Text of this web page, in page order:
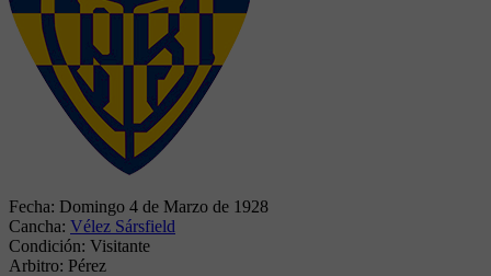
Fecha: Domingo 4 de Marzo de 1928
Cancha: Vélez Sársfield
Condición: Visitante
Arbitro: Pérez